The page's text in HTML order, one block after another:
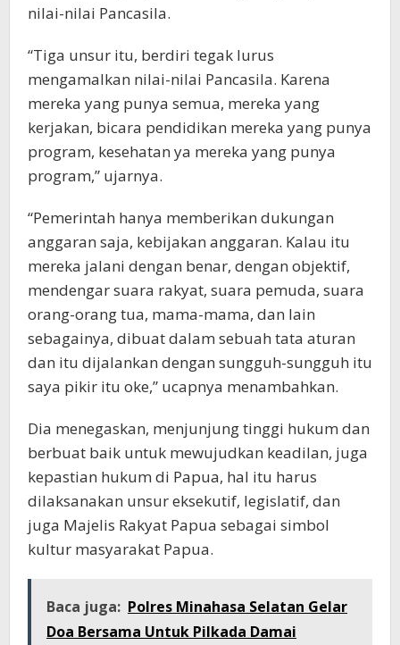
nilai-nilai Pancasila.
“Tiga unsur itu, berdiri tegak lurus
mengamalkan nilai-nilai Pancasila. Karena
mereka yang punya semua, mereka yang
kerjakan, bicara pendidikan mereka yang punya
program, kesehatan ya mereka yang punya
program,” ujarnya.
“Pemerintah hanya memberikan dukungan
anggaran saja, kebijakan anggaran. Kalau itu
mereka jalani dengan benar, dengan objektif,
mendengar suara rakyat, suara pemuda, suara
orang-orang tua, mama-mama, dan lain
sebagainya, dibuat dalam sebuah tata aturan
dan itu dijalankan dengan sungguh-sungguh itu
saya pikir itu oke,” ucapnya menambahkan.
Dia menegaskan, menjunjung tinggi hukum dan
berbuat baik untuk mewujudkan keadilan, juga
kepastian hukum di Papua, hal itu harus
dilaksanakan unsur eksekutif, legislatif, dan
juga Majelis Rakyat Papua sebagai simbol
kultur masyarakat Papua.
Baca juga: Polres Minahasa Selatan Gelar
Doa Bersama Untuk Pilkada Damai